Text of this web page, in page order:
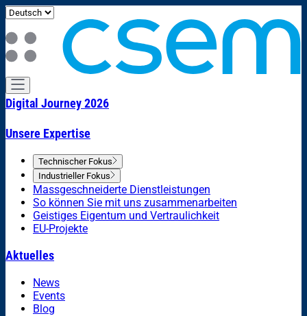
Digital Journey 2026
Unsere Expertise
Technischer Fokus
Industrieller Fokus
Massgeschneiderte Dienstleistungen
So können Sie mit uns zusammenarbeiten
Geistiges Eigentum und Vertraulichkeit
EU-Projekte
Aktuelles
News
Events
Blog